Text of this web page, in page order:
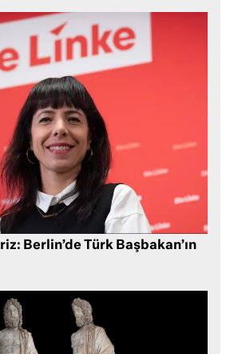
Berlin’de Türk Başbakan’ın